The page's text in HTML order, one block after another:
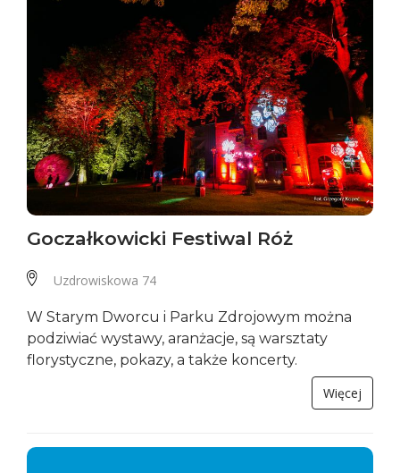
Goczałkowicki Festiwal Róż
Uzdrowiskowa 74
W Starym Dworcu i Parku Zdrojowym można
podziwiać wystawy, aranżacje, są warsztaty
florystyczne, pokazy, a także koncerty.
Więcej